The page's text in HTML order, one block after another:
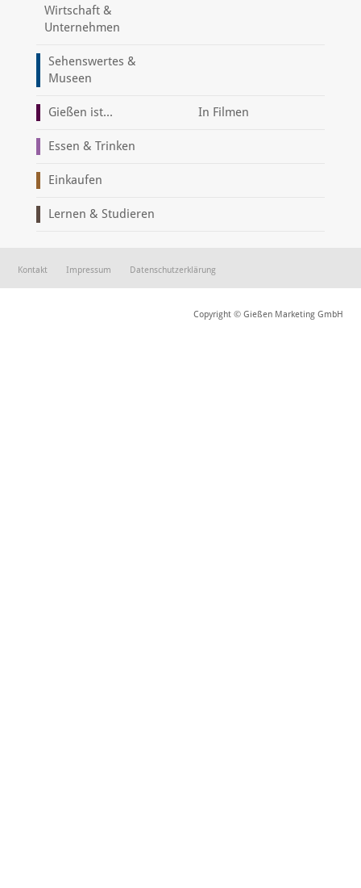
Wirtschaft &
Unternehmen
Sehenswertes &
Museen
Gießen ist... In Filmen
Essen & Trinken
Einkaufen
Lernen & Studieren
Kontakt Impressum Datenschutzerklärung
Copyright © Gießen Marketing GmbH